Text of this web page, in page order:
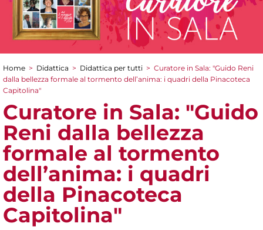
Tu sei qui
Home > Didattica > Didattica per tutti > Curatore in Sala: "Guido Reni
dalla bellezza formale al tormento dell’anima: i quadri della Pinacoteca
Capitolina"
Curatore in Sala: "Guido
Reni dalla bellezza
formale al tormento
dell’anima: i quadri
della Pinacoteca
Capitolina"